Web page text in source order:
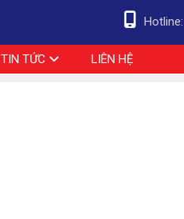
TIN TỨC LIÊN HỆ